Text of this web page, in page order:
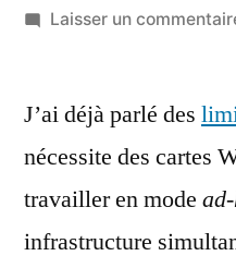
par
Laisser un
J’ai déjà parlé des
nécessite des cartes
travailler en mode
infrastructure